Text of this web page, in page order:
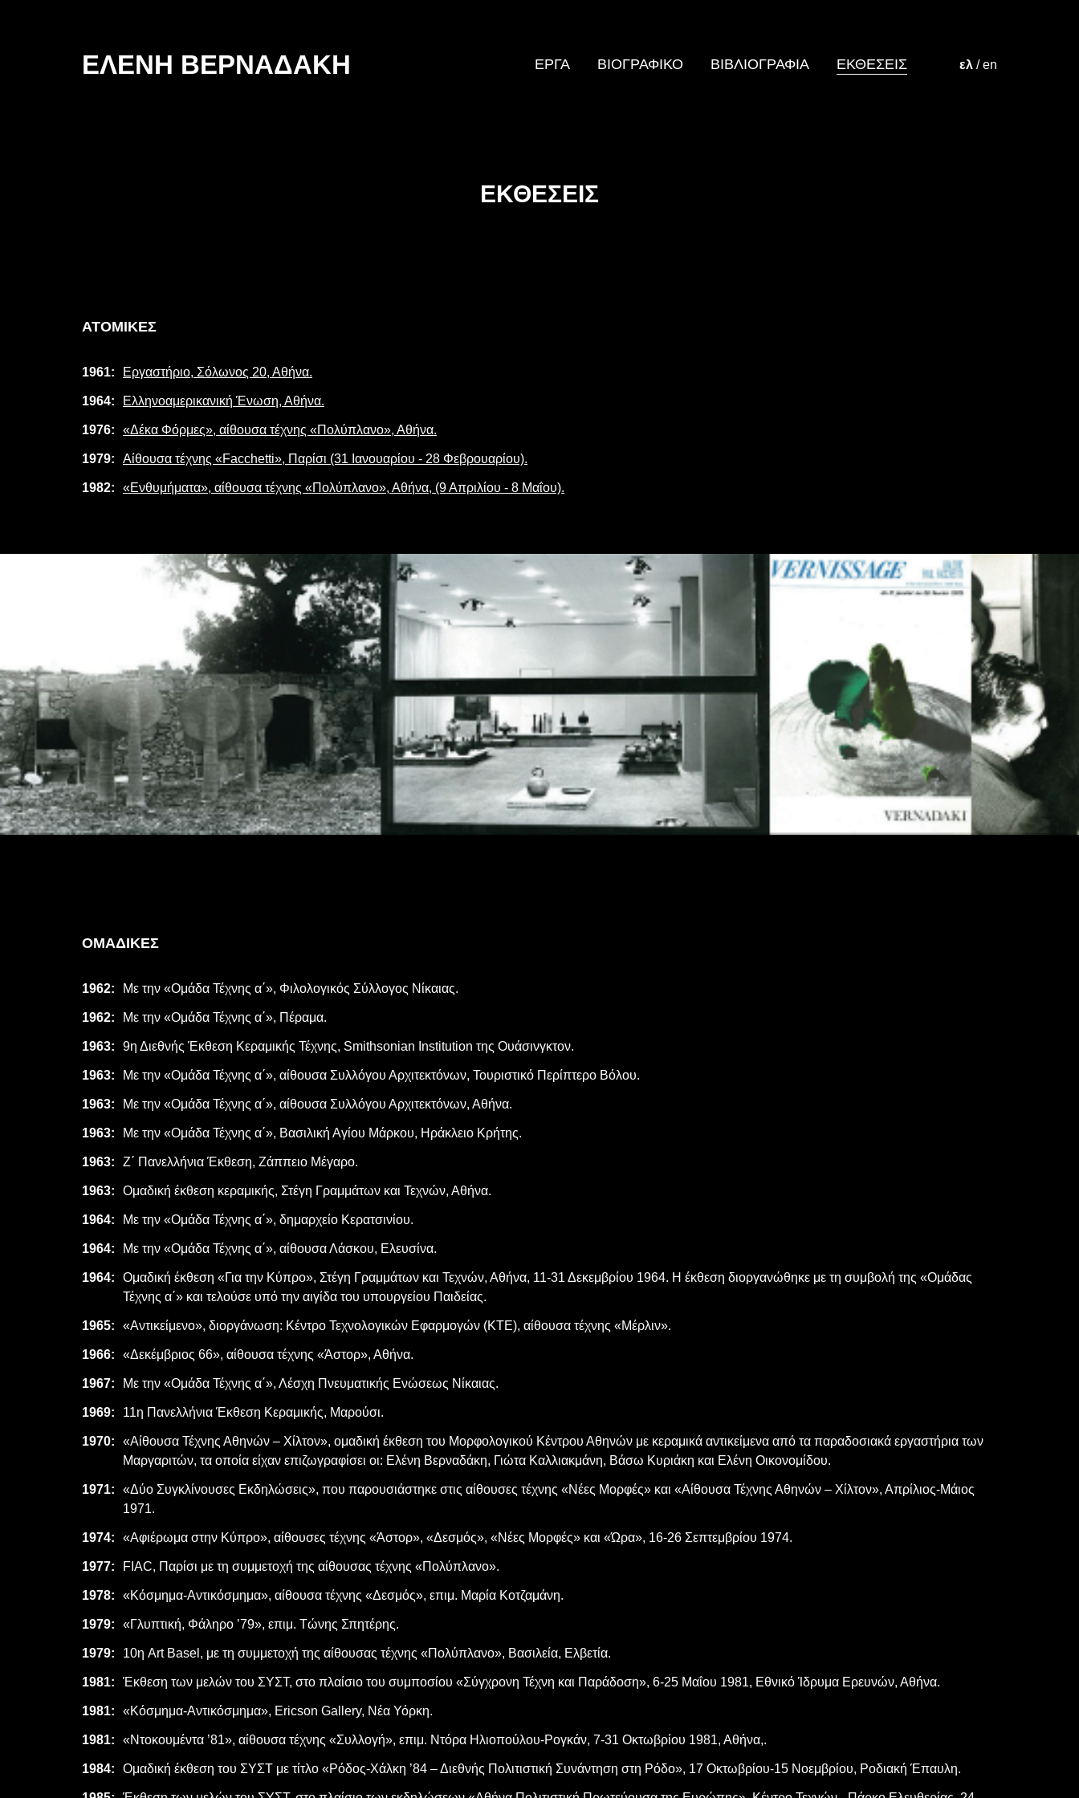
ΕΛΕΝΗ ΒΕΡΝΑΔΑΚΗ ΕΡΓΑ ΒΙΟΓΡΑΦΙΚΟ ΒΙΒΛΙΟΓΡΑΦΙΑ ΕΚΘΕΣΕΙΣ ελ / en
ΕΚΘΕΣΕΙΣ
ΑΤΟΜΙΚΕΣ
1961: Εργαστήριο, Σόλωνος 20, Αθήνα.
1964: Ελληνοαμερικανική Ένωση, Αθήνα.
1976: «Δέκα Φόρμες», αίθουσα τέχνης «Πολύπλανο», Αθήνα.
1979: Αίθουσα τέχνης «Facchetti», Παρίσι (31 Ιανουαρίου - 28 Φεβρουαρίου).
1982: «Ενθυμήματα», αίθουσα τέχνης «Πολύπλανο», Αθήνα, (9 Απριλίου - 8 Μαΐου).
ΟΜΑΔΙΚΕΣ
1962: Με την «Ομάδα Τέχνης α΄», Φιλολογικός Σύλλογος Νίκαιας.
1962: Με την «Ομάδα Τέχνης α΄», Πέραμα.
1963: 9η Διεθνής Έκθεση Κεραμικής Τέχνης, Smithsonian Institution της Ουάσινγκτον.
1963: Με την «Ομάδα Τέχνης α΄», αίθουσα Συλλόγου Αρχιτεκτόνων, Τουριστικό Περίπτερο Βόλου.
1963: Με την «Ομάδα Τέχνης α΄», αίθουσα Συλλόγου Αρχιτεκτόνων, Αθήνα.
1963: Με την «Ομάδα Τέχνης α΄», Βασιλική Αγίου Μάρκου, Ηράκλειο Κρήτης.
1963: Ζ΄ Πανελλήνια Έκθεση, Ζάππειο Μέγαρο.
1963: Ομαδική έκθεση κεραμικής, Στέγη Γραμμάτων και Τεχνών, Αθήνα.
1964: Με την «Ομάδα Τέχνης α΄», δημαρχείο Κερατσινίου.
1964: Με την «Ομάδα Τέχνης α΄», αίθουσα Λάσκου, Ελευσίνα.
1964:
Ομαδική έκθεση «Για την Κύπρο», Στέγη Γραμμάτων και Τεχνών, Αθήνα, 11-31 Δεκεμβρίου 1964. Η έκθεση διοργανώθηκε με τη συμβολή της «Ομάδας
Τέχνης α΄» και τελούσε υπό την αιγίδα του υπουργείου Παιδείας.
1965: «Αντικείμενο», διοργάνωση: Κέντρο Τεχνολογικών Εφαρμογών (ΚΤΕ), αίθουσα τέχνης «Μέρλιν».
1966: «Δεκέμβριος 66», αίθουσα τέχνης «Άστορ», Αθήνα.
1967: Με την «Ομάδα Τέχνης α΄», Λέσχη Πνευματικής Ενώσεως Νίκαιας.
1969: 11η Πανελλήνια Έκθεση Κεραμικής, Μαρούσι.
1970:
«Αίθουσα Τέχνης Αθηνών – Χίλτον», ομαδική έκθεση του Μορφολογικού Κέντρου Αθηνών με κεραμικά αντικείμενα από τα παραδοσιακά εργαστήρια των
Μαργαριτών, τα οποία είχαν επιζωγραφίσει οι: Ελένη Βερναδάκη, Γιώτα Καλλιακμάνη, Βάσω Κυριάκη και Ελένη Οικονομίδου.
1971:
«Δύο Συγκλίνουσες Εκδηλώσεις», που παρουσιάστηκε στις αίθουσες τέχνης «Νέες Μορφές» και «Αίθουσα Τέχνης Αθηνών – Χίλτον», Απρίλιος-Μάιος
1971.
1974: «Αφιέρωμα στην Κύπρο», αίθουσες τέχνης «Άστορ», «Δεσμός», «Νέες Μορφές» και «Ώρα», 16-26 Σεπτεμβρίου 1974.
1977: FIAC, Παρίσι με τη συμμετοχή της αίθουσας τέχνης «Πολύπλανο».
1978: «Κόσμημα-Αντικόσμημα», αίθουσα τέχνης «Δεσμός», επιμ. Μαρία Κοτζαμάνη.
1979: «Γλυπτική, Φάληρο ’79», επιμ. Τώνης Σπητέρης.
1979: 10η Art Basel, με τη συμμετοχή της αίθουσας τέχνης «Πολύπλανο», Βασιλεία, Ελβετία.
1981: Έκθεση των μελών του ΣΥΣΤ, στο πλαίσιο του συμποσίου «Σύγχρονη Τέχνη και Παράδοση», 6-25 Μαΐου 1981, Εθνικό Ίδρυμα Ερευνών, Αθήνα.
1981: «Κόσμημα-Αντικόσμημα», Ericson Gallery, Νέα Υόρκη.
1981: «Ντοκουμέντα ’81», αίθουσα τέχνης «Συλλογή», επιμ. Ντόρα Ηλιοπούλου-Ρογκάν, 7-31 Οκτωβρίου 1981, Αθήνα,.
1984: Ομαδική έκθεση του ΣΥΣΤ με τίτλο «Ρόδος-Χάλκη ’84 – Διεθνής Πολιτιστική Συνάντηση στη Ρόδο», 17 Οκτωβρίου-15 Νοεμβρίου, Ροδιακή Έπαυλη.